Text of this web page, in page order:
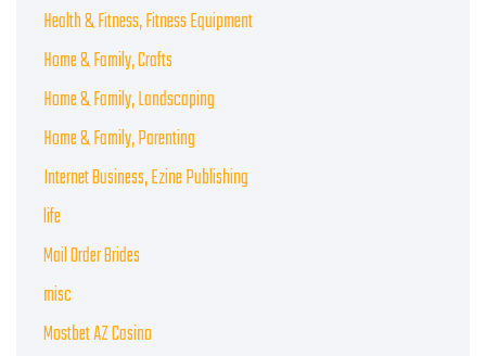
Health & Fitness, Fitness Equipment
Home & Family, Crafts
Home & Family, Landscaping
Home & Family, Parenting
Internet Business, Ezine Publishing
life
Mail Order Brides
misc
Mostbet AZ Casino